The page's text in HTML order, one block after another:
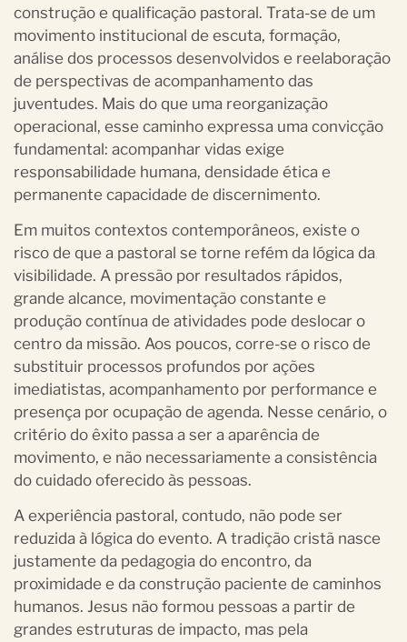
construção e qualificação pastoral. Trata-se de um
movimento institucional de escuta, formação,
análise dos processos desenvolvidos e reelaboração
de perspectivas de acompanhamento das
juventudes. Mais do que uma reorganização
operacional, esse caminho expressa uma convicção
fundamental: acompanhar vidas exige
responsabilidade humana, densidade ética e
permanente capacidade de discernimento.
Em muitos contextos contemporâneos, existe o
risco de que a pastoral se torne refém da lógica da
visibilidade. A pressão por resultados rápidos,
grande alcance, movimentação constante e
produção contínua de atividades pode deslocar o
centro da missão. Aos poucos, corre-se o risco de
substituir processos profundos por ações
imediatistas, acompanhamento por performance e
presença por ocupação de agenda. Nesse cenário, o
critério do êxito passa a ser a aparência de
movimento, e não necessariamente a consistência
do cuidado oferecido às pessoas.
A experiência pastoral, contudo, não pode ser
reduzida à lógica do evento. A tradição cristã nasce
justamente da pedagogia do encontro, da
proximidade e da construção paciente de caminhos
humanos. Jesus não formou pessoas a partir de
grandes estruturas de impacto, mas pela